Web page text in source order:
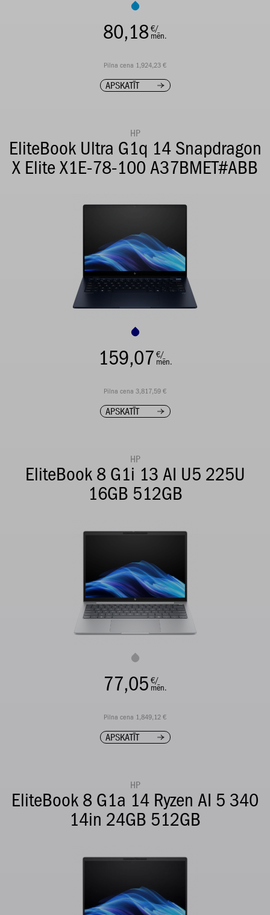
80,18 €/
mēn.
Pilna cena 1,924,23 €
APSKATĪT
HP
EliteBook Ultra G1q 14 Snapdragon
X Elite X1E-78-100 A37BMET#ABB
159,07 €/
mēn.
Pilna cena 3,817,59 €
APSKATĪT
HP
EliteBook 8 G1i 13 AI U5 225U
16GB 512GB
77,05 €/
mēn.
Pilna cena 1,849,12 €
APSKATĪT
HP
EliteBook 8 G1a 14 Ryzen AI 5 340
14in 24GB 512GB